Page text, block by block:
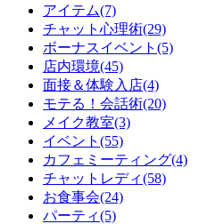
アイテム(7)
チャット心理術(29)
ボーナスイベント(5)
店内環境(45)
面接＆体験入店(4)
モテる！会話術(20)
メイク教室(3)
イベント(55)
カフェミーティング(4)
チャットレディ(58)
お食事会(24)
パーティ(5)